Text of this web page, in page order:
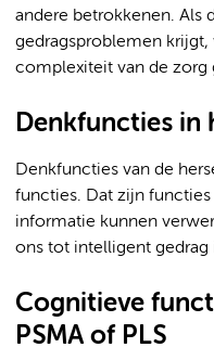
andere betrokkenen. Als
gedragsproblemen
complexiteit van de zorg
Denkfuncties in
Denkfuncties van de
functies. Dat zijn
informatie kunnen
ons tot intelligent gedrag
Cognitieve
PSMA of PLS